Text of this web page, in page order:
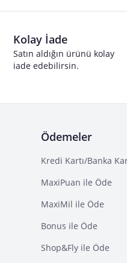
Kolay İade
Satın aldığın ürünü kolay
iade edebilirsin.
Ödemeler
Kredi Kartı/Banka
MaxiPuan ile Öde
MaxiMil ile Öde
Bonus ile Öde
Shop&Fly ile Öde